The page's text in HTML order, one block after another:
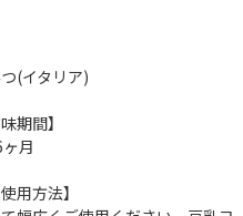
(イタリア)
期間】
月
用方法】